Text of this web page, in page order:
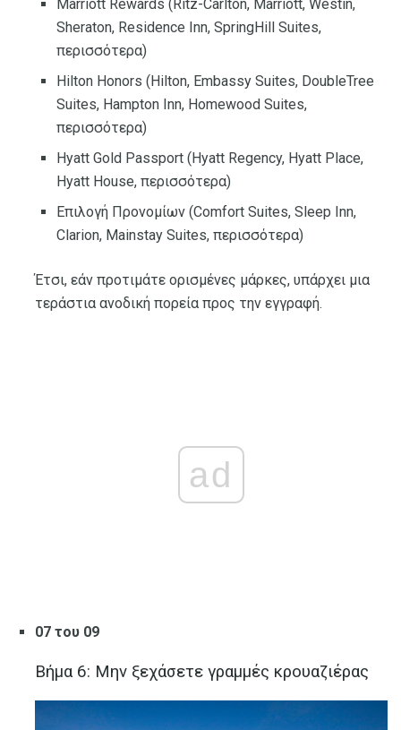
Marriott Rewards (Ritz-Carlton, Marriott, Westin,
Sheraton, Residence Inn, SpringHill Suites,
περισσότερα)
Hilton Honors (Hilton, Embassy Suites, DoubleTree
Suites, Hampton Inn, Homewood Suites,
περισσότερα)
Hyatt Gold Passport (Hyatt Regency, Hyatt Place,
Hyatt House, περισσότερα)
Επιλογή Προνομίων (Comfort Suites, Sleep Inn,
Clarion, Mainstay Suites, περισσότερα)
Έτσι, εάν προτιμάτε ορισμένες μάρκες, υπάρχει μια
τεράστια ανοδική πορεία προς την εγγραφή.
ad
07 του 09
Βήμα 6: Μην ξεχάσετε γραμμές κρουαζιέρας